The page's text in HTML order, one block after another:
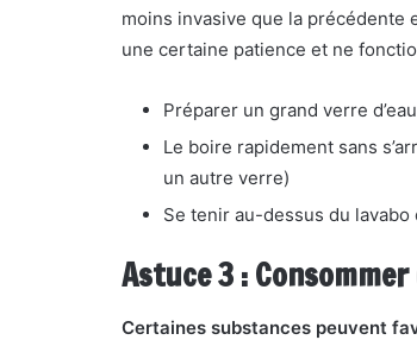
moins invasive que la précédente
une certaine patience et ne
Préparer un grand verre
Le boire rapidement sans
un autre verre)
Se tenir au-dessus du
Astuce 3 :
Certaines substances peuvent